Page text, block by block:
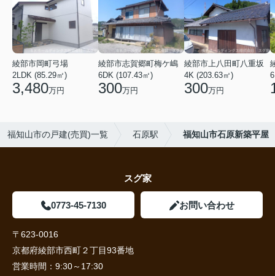
綾部市岡町弓場
2LDK (85.29㎡)
3,480万円
綾部市志賀郷町梅ケ嶋
6DK (107.43㎡)
300万円
綾部市上八田町八重坂
4K (203.63㎡)
300万円
福知山市の戸建(売買)一覧 石原駅 福知山市石原新築平屋
スグ家
0773-45-7130 お問い合わせ
〒623-0016
京都府綾部市西町２丁目93番地
営業時間： 9:30～17:30